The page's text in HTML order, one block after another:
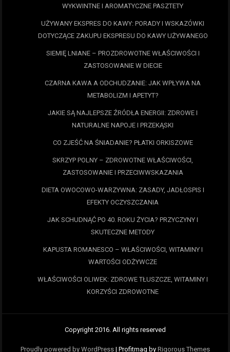
WYKWINTNE I AROMATYCZNE PASZTETY
UŻYWANY EKSPRES DO KAWY: PORADY I WSKAZÓWKI
DOTYCZĄCE ZAKUPU EKSPRESU DO KAWY UŻYWANEGO
SIEMIĘ LNIANE – PROZDROWOTNE WŁAŚCIWOŚCI I
ZASTOSOWANIE W DIECIE
CZARNA KAWA A ODCHUDZANIE: JAK WPŁYWA NA
METABOLIZM I APETYT?
JAKIE SĄ NAJLEPSZE ŹRÓDŁA ENERGII: ZDROWE I
NATURALNE NAPOJE I PRZEKĄSKI
CO ZJEŚĆ NA ŚNIADANIE? PŁATKI ORKISZOWE
SKRZYP POLNY – ZDROWOTNE WŁAŚCIWOŚCI,
ZASTOSOWANIE I PRZECIWWSKAZANIA
DIETA OWOCOWO-WARZYWNA: ZASADY, JADŁOSPIS I
EFEKTY OCZYSZCZANIA
JAK SCHUDNĄĆ PO 40. ROKU ŻYCIA? PRZYCZYNY I
SKUTECZNE METODY
KAPUSTA ROMANESCO – WŁAŚCIWOŚCI, WITAMINY I
WARTOŚCI ODŻYWCZE
WŁAŚCIWOŚCI OLIWEK: ZDROWE TŁUSZCZE, WITAMINY I
KORZYŚCI ZDROWOTNE
Copyright 2016. All rights reserved
Proudly powered by WordPress | Profitmag by Rigorous Themes